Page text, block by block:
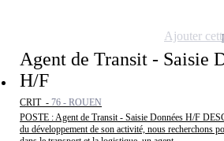
Agent de Transit - Saisie
H/F
CRIT - 76 - ROUEN
POSTE : Agent de Transit - Saisie Données H/F
du développement de son activité, nous recherchons
Ajouter